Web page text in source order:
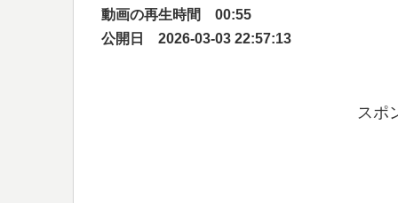
動画の再生時間 00:55
公開日 2026-03-03 22:57:13
スポ